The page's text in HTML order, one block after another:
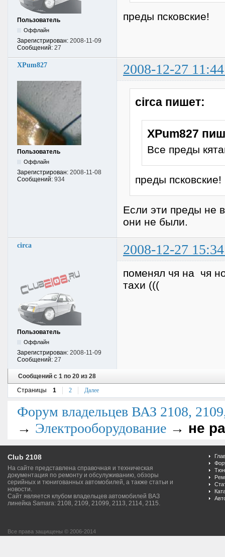
Пользователь
Оффлайн
Зарегистрирован: 2008-11-09
Сообщений: 27
преды псковские!
XPum827 2008-12-27
Пользователь
Оффлайн
Зарегистрирован: 2008-11-08
Сообщений: 934
circa пишет:
XPum827
Все преды
преды псковские!
Если эти преды не
они не были.
circa 2008-12-27
Пользователь
Оффлайн
Зарегистрирован: 2008-11-09
Сообщений: 27
поменял чя на чя
тахи (((
Сообщений с 1 по 20 из 28
Страницы
1 2 Далее
Форум владельцев ВАЗ 2108,
→ Электрооборудование → не
Club 2108
На сайте представлена справочная и техническая
документация по ремонту и обсулуживанию, обзоры
серийных и тюнигованных автомобилей, а также статьи и
новости.
Сайт является клубом владельцев автомобилей ВАЗ
линейка Samara: 2108, 2109, 21099, 2113, 2114, 2115.
Все права защищены © 2006-2014